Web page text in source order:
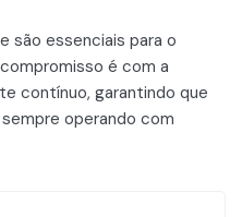
são essenciais para o
é com a
contínuo, garantindo que
operando com